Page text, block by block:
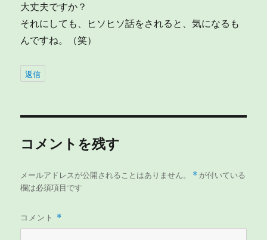
大丈夫ですか？
それにしても、ヒソヒソ話をされると、気になるも
んですね。（笑）
返信
コメントを残す
メールアドレスが公開されることはありません。 * が付いている
欄は必須項目です
コメント *